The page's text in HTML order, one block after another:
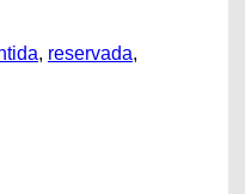
, reservada,